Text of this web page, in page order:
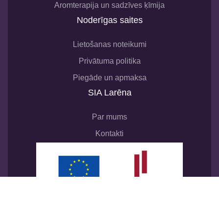
Aromterapija un sadzīves ķīmija
Noderīgas saites
Lietošanas noteikumi
Privātuma politika
Piegāde un apmaksa
SIA Larēna
Par mums
Kontakti